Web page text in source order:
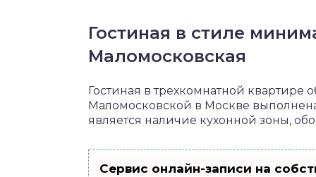
Гостиная в стиле
Маломосковская
Гостиная в трехкомнатной квартире
Маломосковской в Москве
является наличие кухонной зоны,
Сервис онлайн-записи на